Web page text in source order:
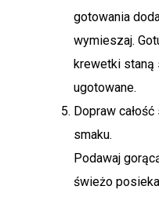
gotowania
wymieszaj.
krewetki staną
ugotowane.
Dopraw
smaku.
Podawaj
świeżo